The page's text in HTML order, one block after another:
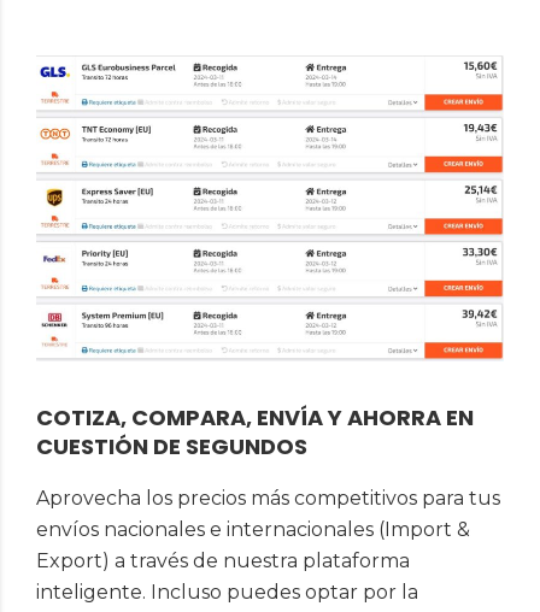
COTIZA, COMPARA, ENVÍA Y AHORRA EN
CUESTIÓN DE SEGUNDOS
Aprovecha los precios más competitivos para tus
envíos nacionales e internacionales (Import &
Export) a través de nuestra plataforma
inteligente. Incluso puedes optar por la